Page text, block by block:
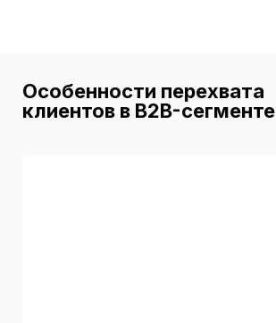
Особенности перехвата
клиентов в B2B-сегменте